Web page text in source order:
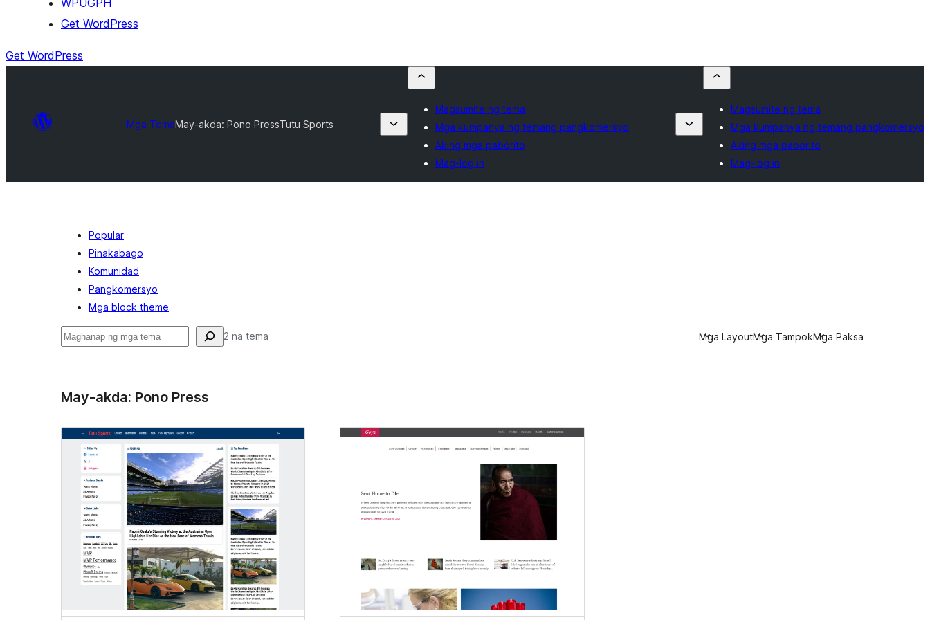
WPUGPH
Get WordPress
Get WordPress
Mga TemaMay-akda: Pono PressTutu Sports
Magsumite ng tema
Mga kumpanya ng temang pangkomersyo
Aking mga paborito
Mag-log in
Magsumite ng tema
Mga kumpanya ng temang pangkomersyo
Aking mga paborito
Mag-log in
Popular
Pinakabago
Komunidad
Pangkomersyo
Mga block theme
Maghanap 2 na tema Mga LayoutMga TampokMga Paksa
May-akda: Pono Press